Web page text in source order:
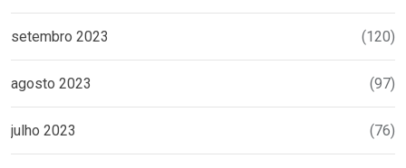
setembro 2023 (120)
agosto 2023 (97)
julho 2023 (76)